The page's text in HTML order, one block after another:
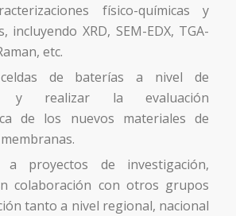
físico-químicas y
incluyendo XRD, SEM-EDX, TGA-
etc.
celdas de baterías a nivel de
y realizar la evaluación
de los nuevos materiales de
proyectos de investigación,
colaboración con otros grupos
tanto a nivel regional, nacional